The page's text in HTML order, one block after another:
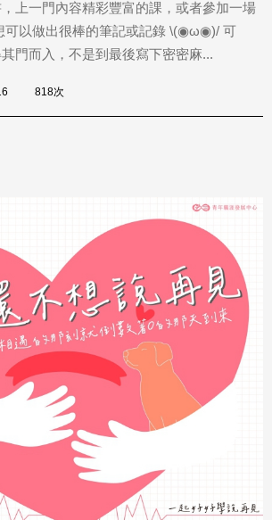
上一門內容精彩豐富的課，或者參加一場
可以做出很棒的筆記或記錄 \(◉ω◉)/ 可
門而入，不是到最後寫下密密麻...
818次